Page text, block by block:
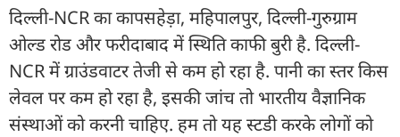
दिल्ली-NCR का कापसहेड़ा, महिपालपुर, दिल्ली-गुरुग्राम
ओल्ड रोड और फरीदाबाद में स्थिति काफी बुरी है. दिल्ली-
NCR में ग्राउंडवाटर तेजी से कम हो रहा है. पानी का स्तर किस
लेवल पर कम हो रहा है, इसकी जांच तो भारतीय वैज्ञानिक
संस्थाओं को करनी चाहिए. हम तो यह स्टडी करके लोगों को